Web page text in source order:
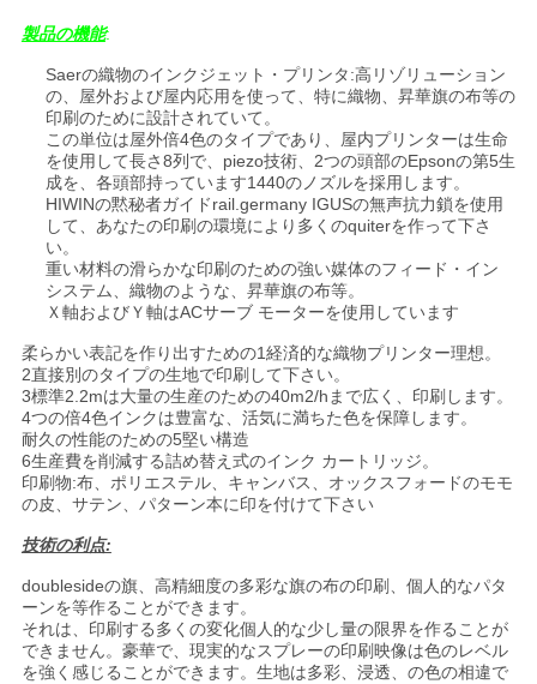
わ
す
べ
て
の
場
合
製品の機能:
Saerの織物のインクジェット・プリンタ:高リゾリューション
の、屋外および屋内応用を使って、特に織物、昇華旗の布等の
印刷のために設計されていて。
この単位は屋外倍4色のタイプであり、屋内プリンターは生命
を使用して長さ8列で、piezo技術、2つの頭部のEpsonの第5生
成を、各頭部持っています1440のノズルを採用します。
HIWINの黙秘者ガイドrail.germany IGUSの無声抗力鎖を使用
して、あなたの印刷の環境により多くのquiterを作って下さ
い。
重い材料の滑らかな印刷のための強い媒体のフィード・イン
システム、織物のような、昇華旗の布等。
Ｘ軸およびＹ軸はACサーブ モーターを使用しています
柔らかい表記を作り出すための1経済的な織物プリンター理想。
2直接別のタイプの生地で印刷して下さい。
3標準2.2mは大量の生産のための40m2/hまで広く、印刷します。
4つの倍4色インクは豊富な、活気に満ちた色を保障します。
耐久の性能のための5堅い構造
6生産費を削減する詰め替え式のインク カートリッジ。
印刷物:布、ポリエステル、キャンバス、オックスフォードのモモ
の皮、サテン、パターン本に印を付けて下さい
技術の利点:
doublesideの旗、高精細度の多彩な旗の布の印刷、個人的なパタ
ーンを等作ることができます。
それは、印刷する多くの変化個人的な少し量の限界を作ることが
できません。豪華で、現実的なスプレーの印刷映像は色のレベル
を強く感じることができます。生地は多彩、浸透、の色の相違で